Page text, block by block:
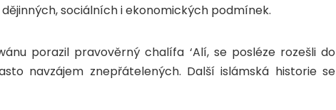
sociálních i ekonomických podmínek.
porazil pravověrný chalífa ‘Alí, se posléze rozešli do
navzájem znepřátelených. Další islámská historie se